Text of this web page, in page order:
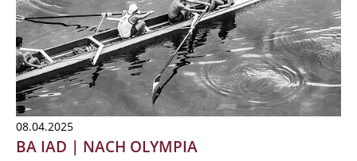
08.04.2025
BA IAD | NACH OLYMPIA